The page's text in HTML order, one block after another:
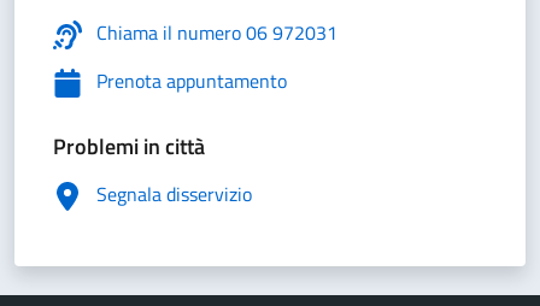
Chiama il numero 06 972031
Prenota appuntamento
Problemi in città
Segnala disservizio